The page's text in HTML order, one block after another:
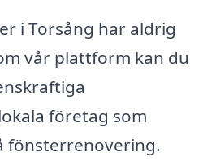
i Torsång har aldrig
vår plattform kan du
företag som
fönsterrenovering.